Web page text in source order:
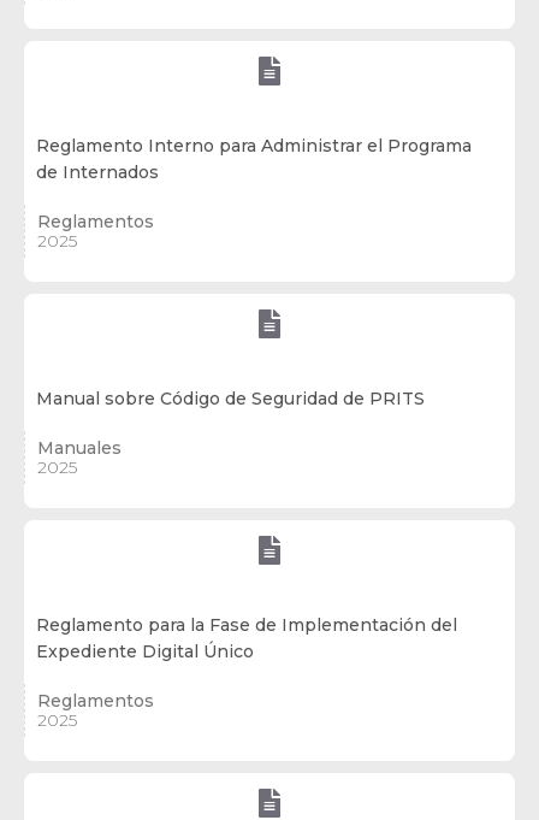

Reglamento Interno para Administrar el Programa
de Internados
Reglamentos
2025

Manual sobre Código de Seguridad de PRITS
Manuales
2025

Reglamento para la Fase de Implementación del
Expediente Digital Único
Reglamentos
2025
